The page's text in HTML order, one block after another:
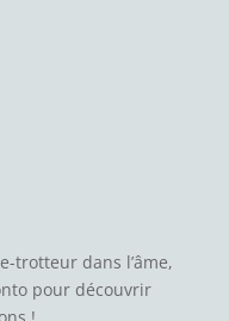
trotteur dans l’âme,
pour découvrir